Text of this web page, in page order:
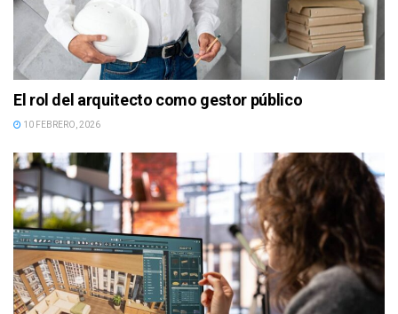
El rol del arquitecto como gestor público
10 FEBRERO, 2026